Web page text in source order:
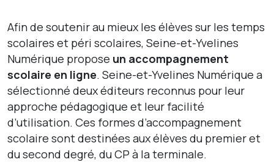
Afin de soutenir au mieux les élèves sur les temps
scolaires et péri scolaires, Seine-et-Yvelines
Numérique propose un accompagnement
scolaire en ligne. Seine-et-Yvelines Numérique a
sélectionné deux éditeurs reconnus pour leur
approche pédagogique et leur facilité
d’utilisation. Ces formes d’accompagnement
scolaire sont destinées aux élèves du premier et
du second degré, du CP à la terminale.